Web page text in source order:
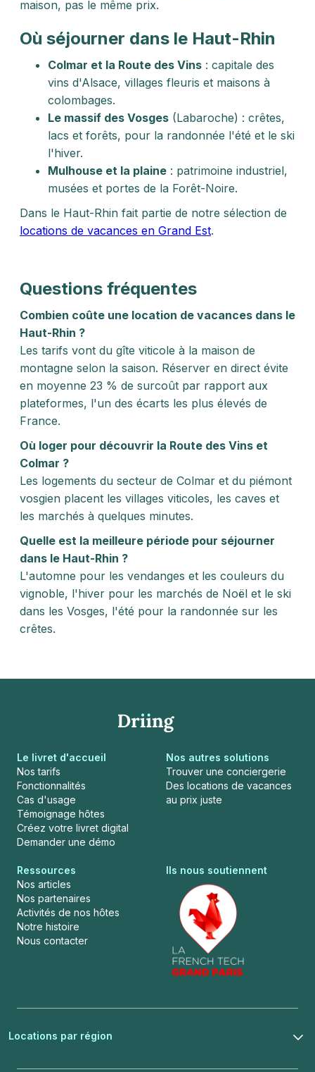
maison, pas le même prix.
Où séjourner dans le Haut-Rhin
Colmar et la Route des Vins : capitale des
vins d'Alsace, villages fleuris et maisons à
colombages.
Le massif des Vosges (Labaroche) : crêtes,
lacs et forêts, pour la randonnée l'été et le ski
l'hiver.
Mulhouse et la plaine : patrimoine industriel,
musées et portes de la Forêt-Noire.
Dans le Haut-Rhin fait partie de notre sélection de
locations de vacances en Grand Est.
Questions fréquentes
Combien coûte une location de vacances dans le
Haut-Rhin ?
Les tarifs vont du gîte viticole à la maison de
montagne selon la saison. Réserver en direct évite
en moyenne 23 % de surcoût par rapport aux
plateformes, l'un des écarts les plus élevés de
France.
Où loger pour découvrir la Route des Vins et
Colmar ?
Les logements du secteur de Colmar et du piémont
vosgien placent les villages viticoles, les caves et
les marchés à quelques minutes.
Quelle est la meilleure période pour séjourner
dans le Haut-Rhin ?
L'automne pour les vendanges et les couleurs du
vignoble, l'hiver pour les marchés de Noël et le ski
dans les Vosges, l'été pour la randonnée sur les
crêtes.
Le livret d'accueil
Nos tarifs
Fonctionnalités
Cas d'usage
Témoignage hôtes
Créez votre livret digital
Demander une démo
Nos autres solutions
Trouver une conciergerie
Des locations de vacances
au prix juste
Ressources
Nos articles
Nos partenaires
Activités de nos hôtes
Notre histoire
Nous contacter
Ils nous soutiennent
Locations par région